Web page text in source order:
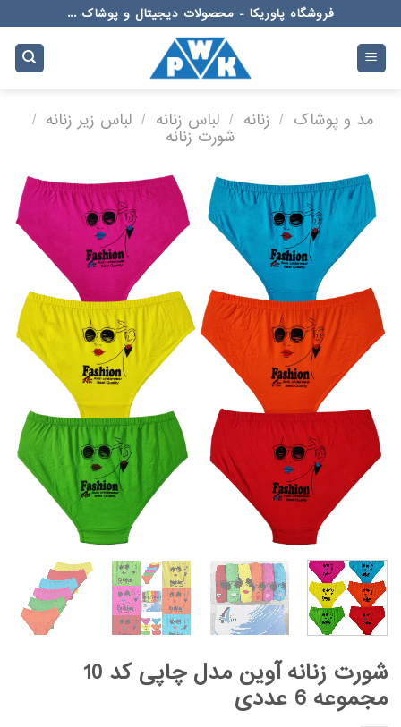
to
content
فروشگاه پاوریکا - محصولات دیجیتال و پوشاک ...
مد و پوشاک / زنانه / لباس زنانه / لباس زیر زنانه /
شورت زنانه
شورت زنانه آوین مدل چاپی کد 10
مجموعه 6 عددی